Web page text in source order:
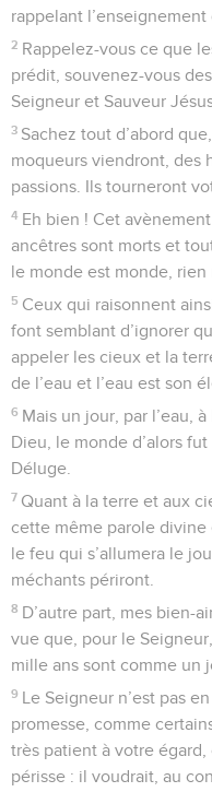
rappelant l’enseignement
2 Rappelez-vous ce que
prédit, souvenez-vous
Seigneur et Sauveur
3 Sachez tout d’abord
moqueurs viendront, des
passions. Ils tourneront
4 Eh bien ! Cet
ancêtres sont morts et
le monde est monde, rien
5 Ceux qui raisonnent
font semblant d’ignorer
appeler les cieux et la
de l’eau et l’eau est son
6 Mais un jour, par l’eau,
Dieu, le monde d’alors
Déluge.
7 Quant à la terre et aux
cette même parole
le feu qui s’allumera le
méchants périront.
8 D’autre part, mes bien-
vue que, pour le
mille ans sont comme un
9 Le Seigneur n’est pas
promesse, comme
très patient à votre égard,
périsse : il voudrait, au